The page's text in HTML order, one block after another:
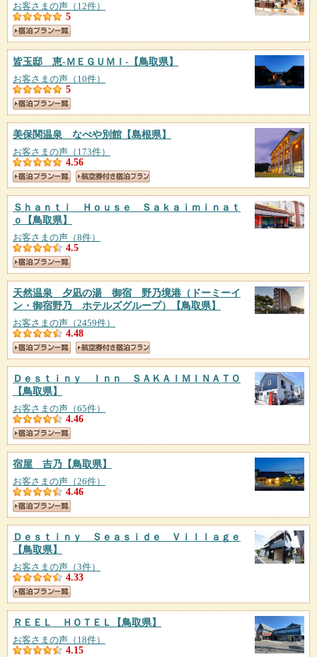
お客さまの声（12件）
5
皆玉邸 恵‐ＭＥＧＵＭＩ‐ 【鳥取県】
お客さまの声（10件）
5
美保関温泉 なべや別館 【島根県】
お客さまの声（173件）
4.56
Ｓｈａｎｔｉ Ｈｏｕｓｅ Ｓａｋａｉｍｉｎａｔ
ｏ
【鳥取県】
お客さまの声（8件）
4.5
天然温泉 夕凪の湯 御宿 野乃境港（ドーミーイ
ン・御宿野乃 ホテルズグループ）
【鳥取県】
お客さまの声（2459件）
4.48
Ｄｅｓｔｉｎｙ Ｉｎｎ ＳＡＫＡＩＭＩＮＡＴＯ
【鳥取県】
お客さまの声（65件）
4.46
宿屋 吉乃 【鳥取県】
お客さまの声（26件）
4.46
Ｄｅｓｔｉｎｙ Ｓｅａｓｉｄｅ Ｖｉｌｌａｇｅ
【鳥取県】
お客さまの声（3件）
4.33
ＲＥＥＬ ＨＯＴＥＬ 【鳥取県】
お客さまの声（18件）
4.15